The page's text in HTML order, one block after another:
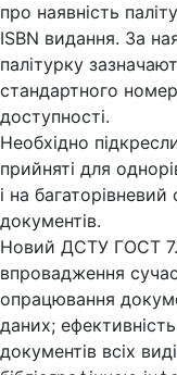
про наявність
ISBN видання. За
палітурку
стандартного
доступності.
Необхідно
прийняті для
і на
документів.
Новий ДСТУ ГОСТ
впровадження
опрацювання
даних;
документів всіх